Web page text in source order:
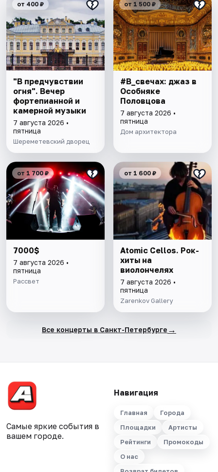
от 400 ₽
"В предчувствии
огня". Вечер
фортепианной и
камерной музыки
7 августа 2026 •
пятница
Шереметевский дворец
от 1 500 ₽
#В_свечах: джаз в
Особняке
Половцова
7 августа 2026 •
пятница
Дом архитектора
от 1 700 ₽
7000$
7 августа 2026 •
пятница
Рассвет
от 1 600 ₽
Atomic Cellos. Рок-
хиты на
виолончелях
7 августа 2026 •
пятница
Zarenkov Gallery
Все концерты в Санкт-Петербурге →
Самые яркие события в
вашем городе.
Навигация
Главная
Города
Площадки
Артисты
Рейтинги
Промокоды
О нас